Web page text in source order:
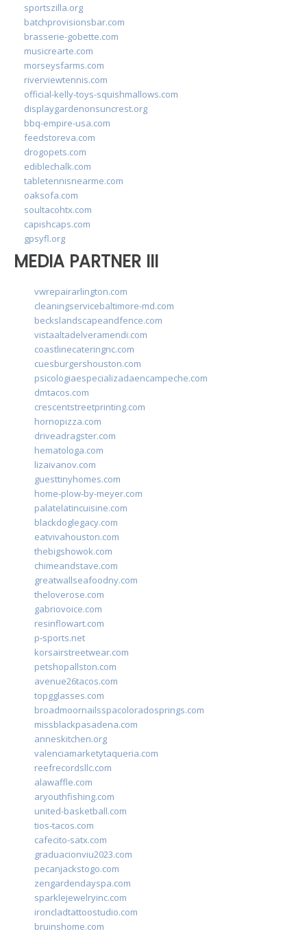
sportszilla.org
batchprovisionsbar.com
brasserie-gobette.com
musicrearte.com
morseysfarms.com
riverviewtennis.com
official-kelly-toys-squishmallows.com
displaygardenonsuncrest.org
bbq-empire-usa.com
feedstoreva.com
drogopets.com
ediblechalk.com
tabletennisnearme.com
oaksofa.com
soultacohtx.com
capishcaps.com
gpsyfl.org
MEDIA PARTNER III
vwrepairarlington.com
cleaningservicebaltimore-md.com
beckslandscapeandfence.com
vistaaltadelveramendi.com
coastlinecateringnc.com
cuesburgershouston.com
psicologiaespecializadaencampeche.com
dmtacos.com
crescentstreetprinting.com
hornopizza.com
driveadragster.com
hematologa.com
lizaivanov.com
guesttinyhomes.com
home-plow-by-meyer.com
palatelatincuisine.com
blackdoglegacy.com
eatvivahouston.com
thebigshowok.com
chimeandstave.com
greatwallseafoodny.com
theloverose.com
gabriovoice.com
resinflowart.com
p-sports.net
korsairstreetwear.com
petshopallston.com
avenue26tacos.com
topgglasses.com
broadmoornailsspacoloradosprings.com
missblackpasadena.com
anneskitchen.org
valenciamarketytaqueria.com
reefrecordsllc.com
alawaffle.com
aryouthfishing.com
united-basketball.com
tios-tacos.com
cafecito-satx.com
graduacionviu2023.com
pecanjackstogo.com
zengardendayspa.com
sparklejewelryinc.com
ironcladtattoostudio.com
bruinshome.com